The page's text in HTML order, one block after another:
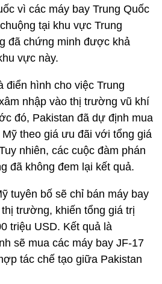
vì các máy bay Trung Quốc
tại khu vực Trung
đã chứng minh được khả
vực này.
điển hình cho việc Trung
nhập vào thị trường vũ khí
đó, Pakistan đã dự định mua
theo giá ưu đãi với tổng giá
nhiên, các cuộc đàm phán
đã không đem lại kết quả.
tuyên bố sẽ chỉ bán máy bay
trường, khiến tổng giá trị
triệu USD. Kết quả là
sẽ mua các máy bay JF-17
tác chế tạo giữa Pakistan